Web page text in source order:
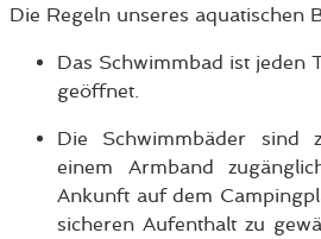
Die Regeln unseres aquatischen
Das Schwimmbad ist jeden
geöffnet.
Die Schwimmbäder sind
einem Armband
Ankunft auf dem
sicheren Aufenthalt zu